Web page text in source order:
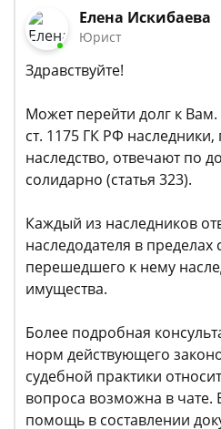
Елена Искибаева
Юрист
Здравствуйте!
Может перейти долг к Вам.
ст. 1175 ГК РФ
наследство, отвечают по
солидарно (статья 323).
Каждый из наследников
наследодателя в пределах
перешедшего к нему
имущества.
Более подробная
норм действующего
судебной практики
вопроса возможна в чате.
помощь в составлении